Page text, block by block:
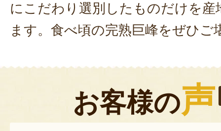
にこだわり選別したものだけを産
ます。食べ頃の完熟巨峰をぜひご
お客様の声